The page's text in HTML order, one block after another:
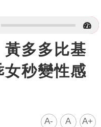
黃多多比基
女秒變性感
A- A A+